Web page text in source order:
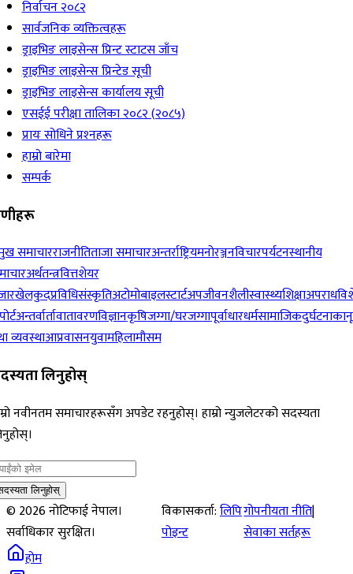
निर्वाचन २०८२
सार्वजनिक व्यक्तित्वहरू
ड्राइभिङ लाइसेन्स प्रिन्ट स्टाटस जाँच
ड्राइभिङ लाइसेन्स प्रिन्टेड सूची
ड्राइभिङ लाइसेन्स कार्यालय सूची
एसईई परीक्षा तालिका २०८२ (२०८५)
प्रायः सोधिने प्रश्‍नहरू
हाम्रो बारेमा
सम्पर्क
समाचारराजनीतिताजा समाचारअन्तर्राष्ट्रियमनोरञ्जनविचारपर्यटनस्थानीय
अर्थतन्त्रवित्तशेयर
खेलकुदप्रविधिसंस्कृतिअटोमोबाइलस्टार्टअपजीवनशैलीस्वास्थ्यशिक्षाअपराध
अन्तर्वार्तावातावरणविज्ञानकृषिजग्गा/घरजग्गापूर्वाधारधर्मसामाजिकदुर्घटना
व्यवस्थाआप्रवासनयुवामहिलामौसम
लिनुहोस्
नवीनतम समाचारहरूसँग अपडेट रहनुहोस्। हाम्रो न्युजलेटरको सदस्यता
लिनुहोस्
©2026नोटिफाई नेपाल।
सर्वाधिकार सुरक्षित।
विकासकर्ता:लिपि
पोइन्ट
गोपनीयता नीति|
सेवाका सर्तहरू
होम